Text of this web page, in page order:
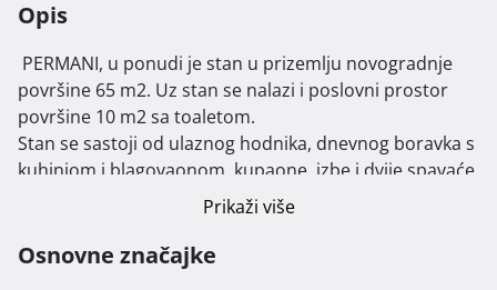
Opis
površine 65 m2. Uz stan se nalazi i poslovni prostor
površine 10 m2 sa toaletom.
Stan se sastoji od ulaznog hodnika, dnevnog boravka s
kuhinjom i blagovaonom, kupaone, izbe i dvije spavaće
sobe. Iz dnevnog dijela izlazi se na balkon, a stanu
30 m2 te parkirno mjesto.
Moguće je sudjelovati u odabiru podnih obloga i
Prikaži više
Osnovne značajke